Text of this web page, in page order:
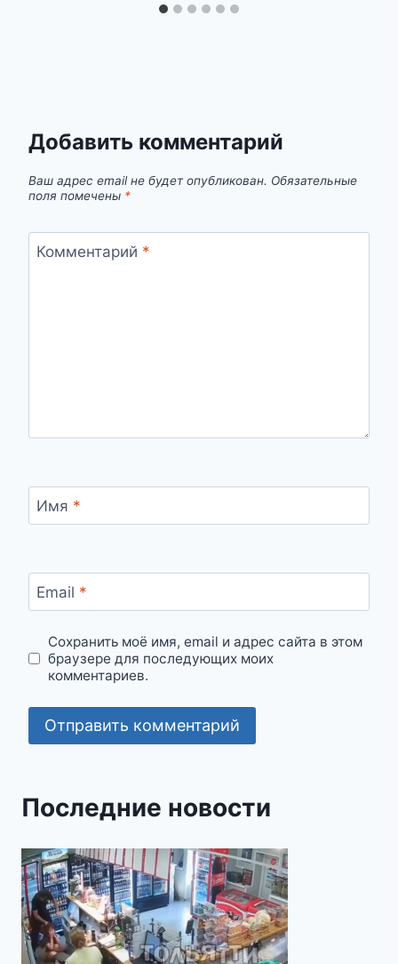
Добавить комментарий
Ваш адрес email не будет опубликован. Обязательные
поля помечены *
Комментарий *
Имя *
Email *
Сохранить моё имя, email и адрес сайта в этом
браузере для последующих моих
комментариев.
Последние новости